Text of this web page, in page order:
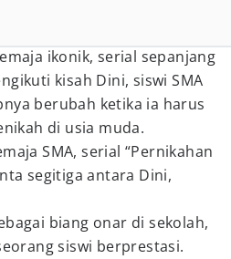
ikonik, serial sepanjang
kisah Dini, siswi SMA
berubah ketika ia harus
di usia muda.
SMA, serial “Pernikahan
segitiga antara Dini,
biang onar di sekolah,
siswi berprestasi.